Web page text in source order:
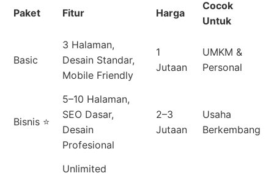
Paket Fitur Harga
Cocok
Untuk
Basic
3 Halaman,
Desain Standar,
Mobile Friendly
1
Jutaan
UMKM &
Personal
Bisnis ⭐
5–10 Halaman,
SEO Dasar,
Desain
Profesional
2–3
Jutaan
Usaha
Berkembang
Unlimited